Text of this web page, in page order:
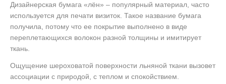
Дизайнерская бумага «лён» – популярный материал, часто
используется для печати визиток. Такое название бумага
получила, потому что ее покрытие выполнено в виде
переплетающихся волокон разной толщины и имитирует
ткань.
Ощущение шероховатой поверхности льняной ткани вызовет
ассоциации с природой, с теплом и спокойствием.